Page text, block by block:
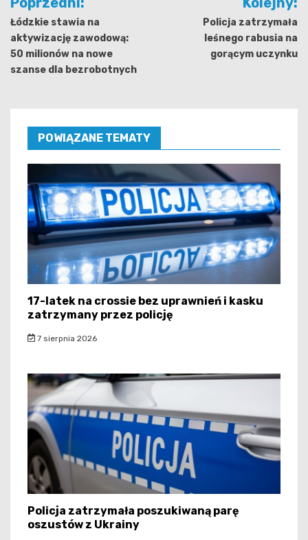
wpisu
Łódzkie stawia na
aktywizację zawodową:
50 milionów na nowe
szanse dla bezrobotnych
Policja zatrzymała
leśnego rabusia na
gorącym uczynku
POWIĄZANE TEMATY
17-latek na crossie bez uprawnień i kasku
zatrzymany przez policję
7 sierpnia 2026
Policja zatrzymała poszukiwaną parę
oszustów z Ukrainy